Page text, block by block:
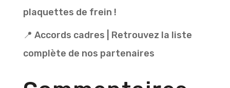
plaquettes de frein !
📍 Accords cadres | Retrouvez la liste
complète de nos partenaires